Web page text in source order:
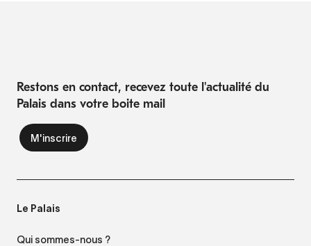
Restons en contact, recevez toute l'actualité du
Palais dans votre boite mail
Le Palais
Qui sommes-nous ?